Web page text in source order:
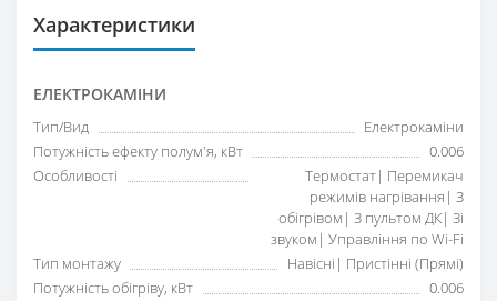
Характеристики
ЕЛЕКТРОКАМІНИ
Тип/Вид
Електрокаміни
Потужність ефекту полум'я, кВт
0.006
Особливості
Термостат| Перемикач
режимів нагрівання| З
обігрівом| З пультом ДК| Зі
звуком| Управління по Wi-Fi
Тип монтажу
Навісні| Пристінні (Прямі)
Потужність обігріву, кВт
0.006